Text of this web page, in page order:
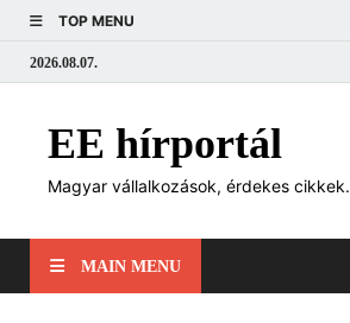
TOP MENU
2026.08.07.
EE hírportál
Magyar vállalkozások, érdekes cikkek.
MAIN MENU